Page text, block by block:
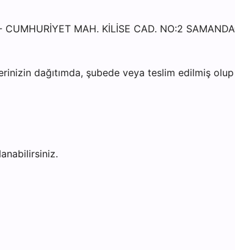
MAH. KİLİSE CAD. NO:2
dağıtımda, şubede veya teslim edilmiş